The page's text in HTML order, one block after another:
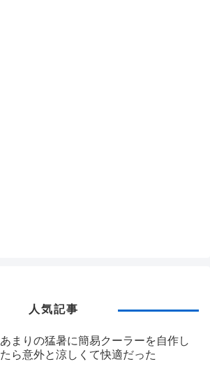
人気記事
あまりの猛暑に簡易クーラーを自作し
たら意外と涼しくて快適だった